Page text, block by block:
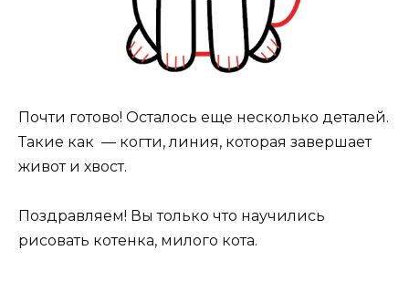
Почти готово! Осталось еще несколько деталей.
Такие как — когти, линия, которая завершает
живот и хвост.
Поздравляем! Вы только что научились
рисовать котенка, милого кота.